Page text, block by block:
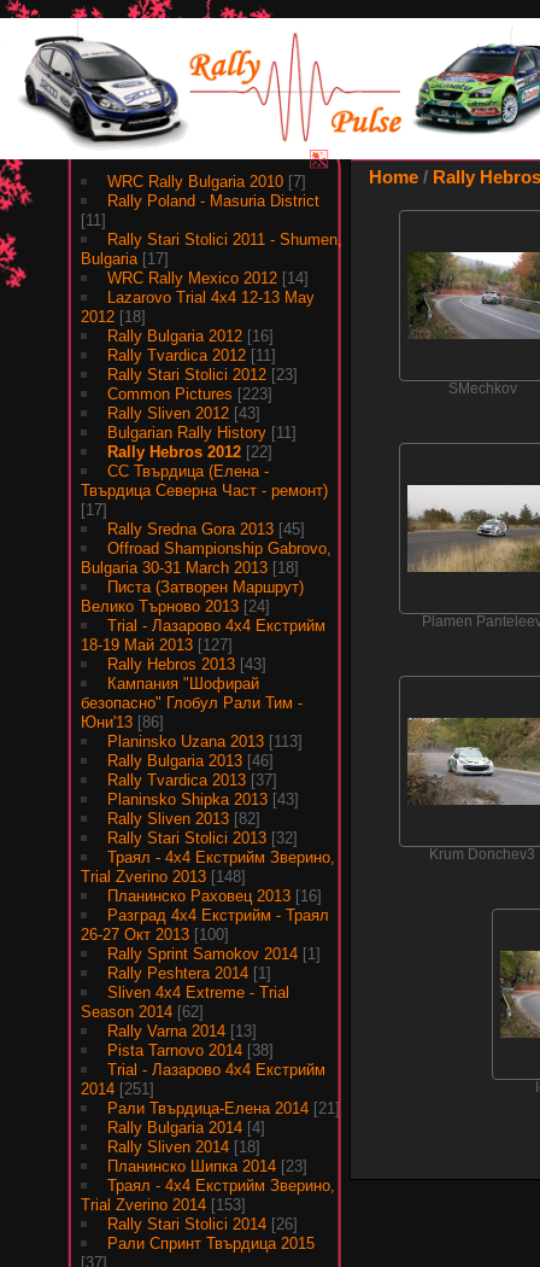
Albums
WRC Rally Bulgaria 2010 [7]
Rally Poland - Masuria District
[11]
Rally Stari Stolici 2011 - Shumen,
Bulgaria [17]
WRC Rally Mexico 2012 [14]
Lazarovo Trial 4x4 12-13 May
2012 [18]
Rally Bulgaria 2012 [16]
Rally Tvardica 2012 [11]
Rally Stari Stolici 2012 [23]
Common Pictures [223]
Rally Sliven 2012 [43]
Bulgarian Rally History [11]
Rally Hebros 2012 [22]
СС Твърдица (Елена -
Твърдица Северна Част - ремонт)
[17]
Rally Sredna Gora 2013 [45]
Offroad Shampionship Gabrovo,
Bulgaria 30-31 March 2013 [18]
Писта (Затворен Маршрут)
Велико Търново 2013 [24]
Trial - Лазарово 4х4 Екстрийм
18-19 Май 2013 [127]
Rally Hebros 2013 [43]
Кампания "Шофирай
безопасно" Глобул Рали Тим -
Юни'13 [86]
Planinsko Uzana 2013 [113]
Rally Bulgaria 2013 [46]
Rally Tvardica 2013 [37]
Planinsko Shipka 2013 [43]
Rally Sliven 2013 [82]
Rally Stari Stolici 2013 [32]
Траял - 4х4 Екстрийм Зверино,
Trial Zverino 2013 [148]
Планинско Раховец 2013 [16]
Разград 4х4 Екстрийм - Траял
26-27 Окт 2013 [100]
Rally Sprint Samokov 2014 [1]
Rally Peshtera 2014 [1]
Sliven 4x4 Extreme - Trial
Season 2014 [62]
Rally Varna 2014 [13]
Pista Tarnovo 2014 [38]
Trial - Лазарово 4х4 Екстрийм
2014 [251]
Рали Твърдица-Елена 2014 [21]
Rally Bulgaria 2014 [4]
Rally Sliven 2014 [18]
Планинско Шипка 2014 [23]
Траял - 4х4 Екстрийм Зверино,
Trial Zverino 2014 [153]
Rally Stari Stolici 2014 [26]
Рали Спринт Твърдица 2015
[37]
Home / Rally
SMechkov
Plamen
Krum Donchev3